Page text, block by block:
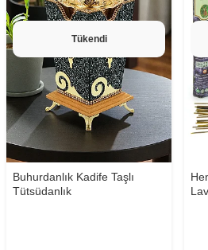
Tükendi
Buhurdanlık Kadife Taşlı
Tütsüdanlık